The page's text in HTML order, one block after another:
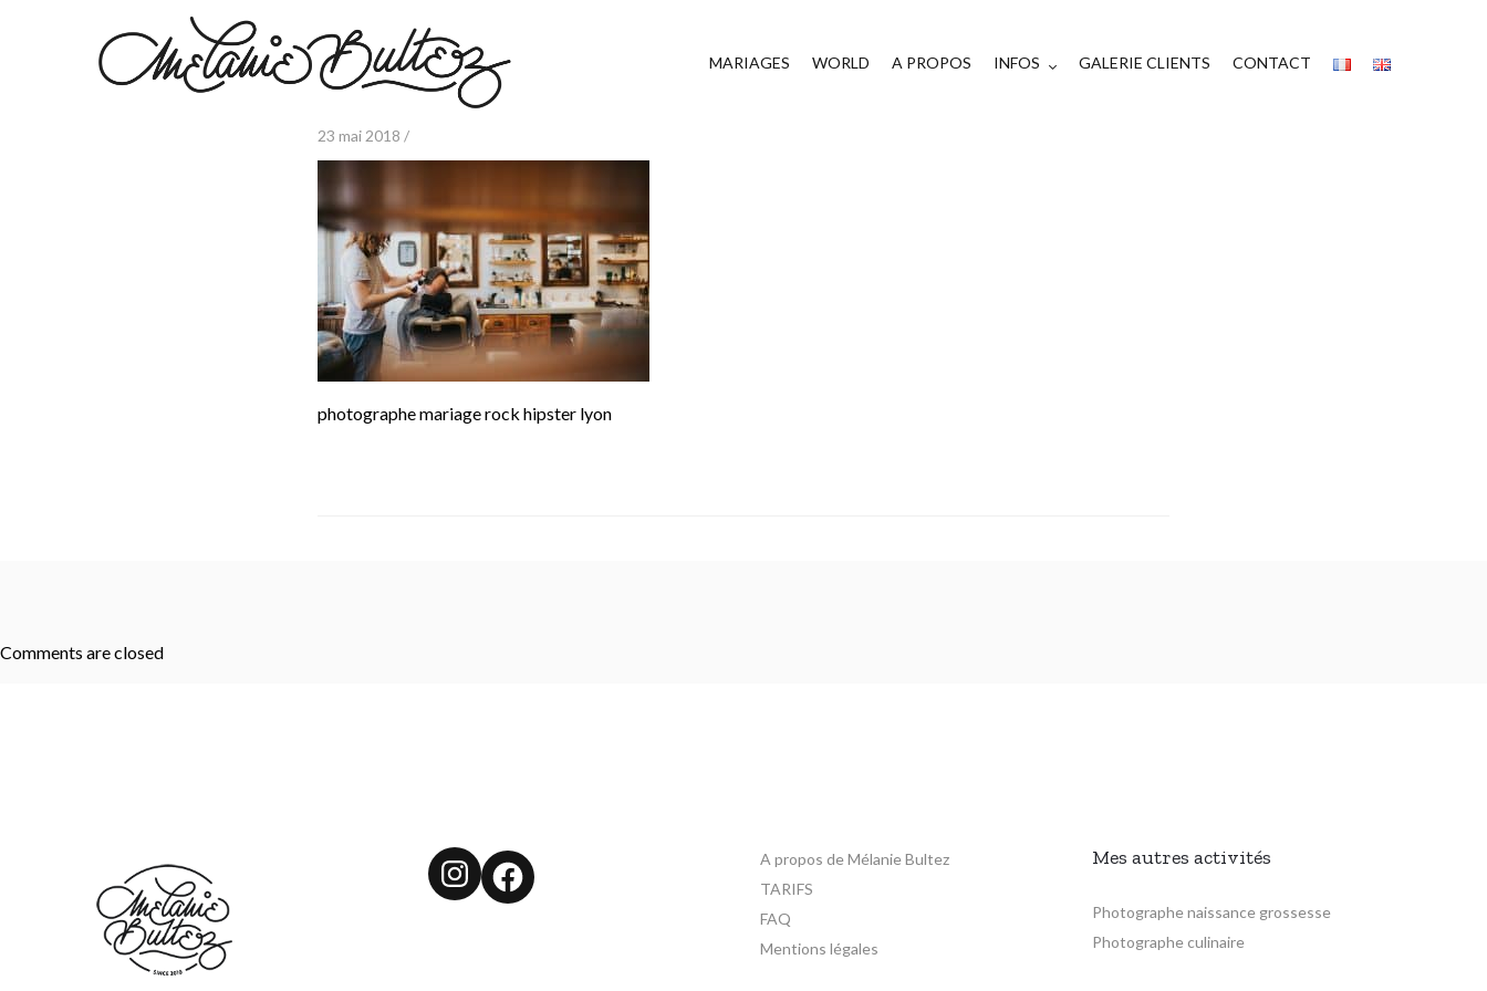
MARIAGES WORLD A PROPOS INFOS GALERIE CLIENTS CONTACT
23 mai 2018 /
photographe mariage rock hipster lyon
Comments are closed
Instagram
Facebook
A propos de Mélanie Bultez
TARIFS
FAQ
Mentions légales
Mes autres activités
Photographe naissance grossesse
Photographe culinaire